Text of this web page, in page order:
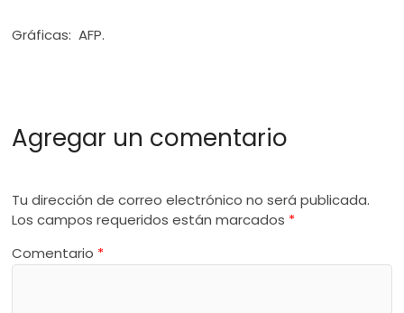
Gráficas: AFP.
Agregar un comentario
Tu dirección de correo electrónico no será publicada.
Los campos requeridos están marcados *
Comentario *